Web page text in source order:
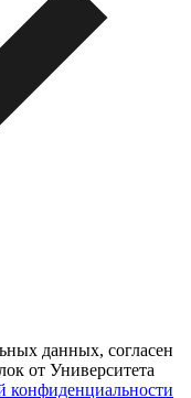
данных, согласен
от Университета
конфиденциальности